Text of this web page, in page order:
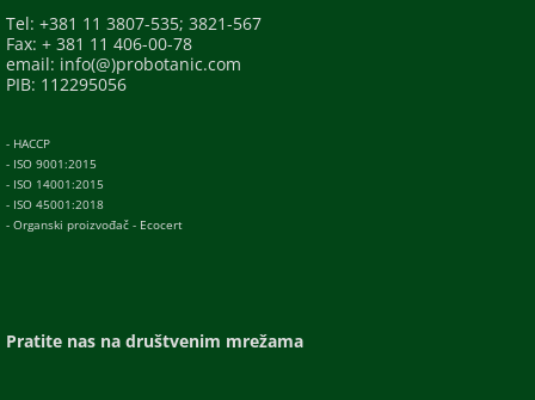
Tel: +381 11 3807-535; 3821-567
Fax: + 381 11 406-00-78
email: info(@)probotanic.com
PIB: 112295056
- HACCP
- ISO 9001:2015
- ISO 14001:2015
- ISO 45001:2018
- Organski proizvođač - Ecocert
Pratite nas na društvenim mrežama